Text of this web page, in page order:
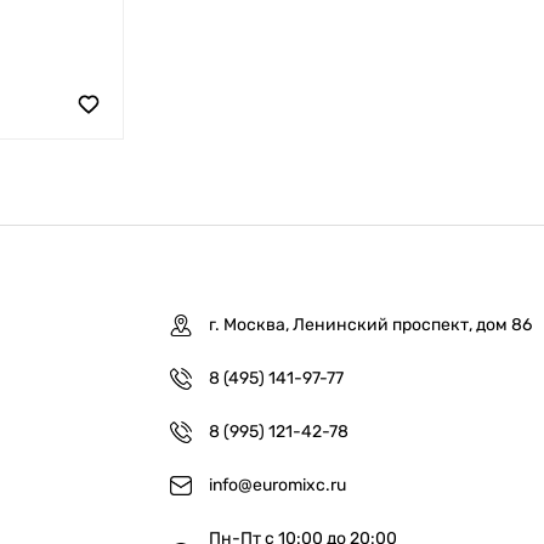
г. Москва, Ленинский проспект, дом 86
8 (495) 141-97-77
8 (995) 121-42-78
info@euromixc.ru
Пн-Пт с 10:00 до 20:00